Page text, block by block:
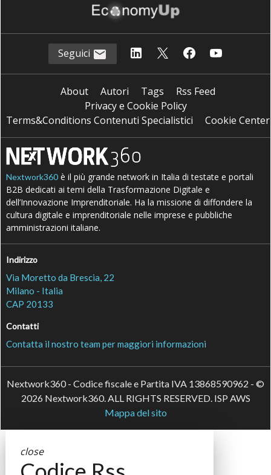
Seguici
About Autori Tags
Rss Feed
Privacy e Cookie Policy
Terms&Conditions Contenuti Specialistici
Cookie Center
Nextwork360 è il più grande network in Italia di testate e portali
B2B dedicati ai temi della Trasformazione Digitale e
dell’Innovazione Imprenditoriale. Ha la missione di diffondere la
cultura digitale e imprenditoriale nelle imprese e pubbliche
amministrazioni italiane.
Indirizzo
Via Moretto da Brescia, 22
Milano - Italia
CAP 20133
Contatti
Contatta il nostro team per maggiori informazioni
Nextwork360 - Codice fiscale e Partita IVA 13868590962 - ©
2026 Nextwork360. ALL RIGHTS RESERVED. ISP AWS
Mappa del sito
close